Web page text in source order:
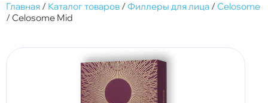
Главная / Каталог товаров /Филлеры для лица /Celosome
/Celosome Mid